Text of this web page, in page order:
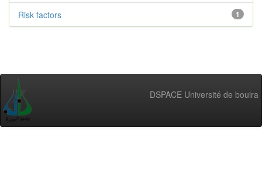
1
Risk factors
DSPACE Université de bouira